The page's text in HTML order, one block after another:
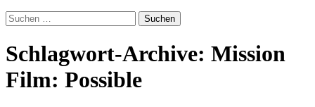
Suchen
nach:
Schlagwort-Archive: Mission
Film: Possible